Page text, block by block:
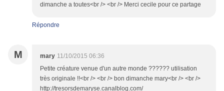
dimanche a toutes<br /> <br /> Merci cecile pour ce partage
Répondre
M mary 11/10/2015 06:36
Petite créature venue d'un autre monde ?????? utilisation
très originale !!<br /> <br /> bon dimanche mary<br /> <br />
http://tresorsdemaryse.canalblog.com/